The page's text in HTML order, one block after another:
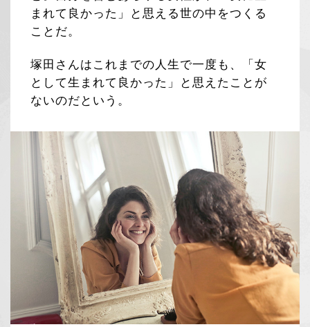
まれて良かった」と思える世の中をつくる
ことだ。
塚田さんはこれまでの人生で一度も、「女
として生まれて良かった」と思えたことが
ないのだという。